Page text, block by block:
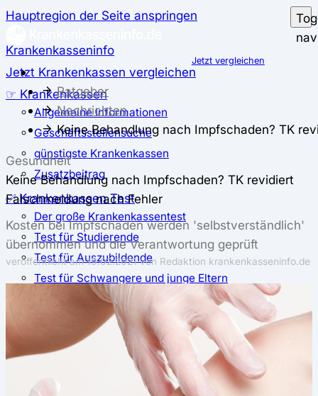
Hauptregion der Seite anspringen
Krankenkasseninfo
Jetzt Krankenkassen vergleichen
☞ Krankenkassen
Allgemeine Informationen
Geschäftsstellensuche
günstigste Krankenkassen
Zusatzbeitrag
✅ Krankenkassen Test
Der große Krankenkassentest
Test für Studierende
Test für Auszubildende
Test für Schwangere und junge Eltern
Test für Selbstständige
⚖️ Vergleich & Rechner
Krankenkassenvergleich
Krankenkassenrechner
↔ Wechsel
Jetzt vergleichen
Ratgeber
Nachrichten
Keine Behandlung nach Impfschaden? TK
Gesundheit
Keine Behandlung nach Impfschaden? TK revidiert
Falschmeldung nach Fehler
Kosten bei Impfschaden werden 'selbstverständlich'
übernommen und die Verantwortung geprüft
veröffentlicht am19.02.2021von Redaktion krankenkasseninfo.de